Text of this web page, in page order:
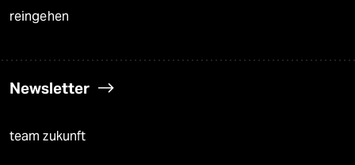
reingehen
Newsletter
team zukunft